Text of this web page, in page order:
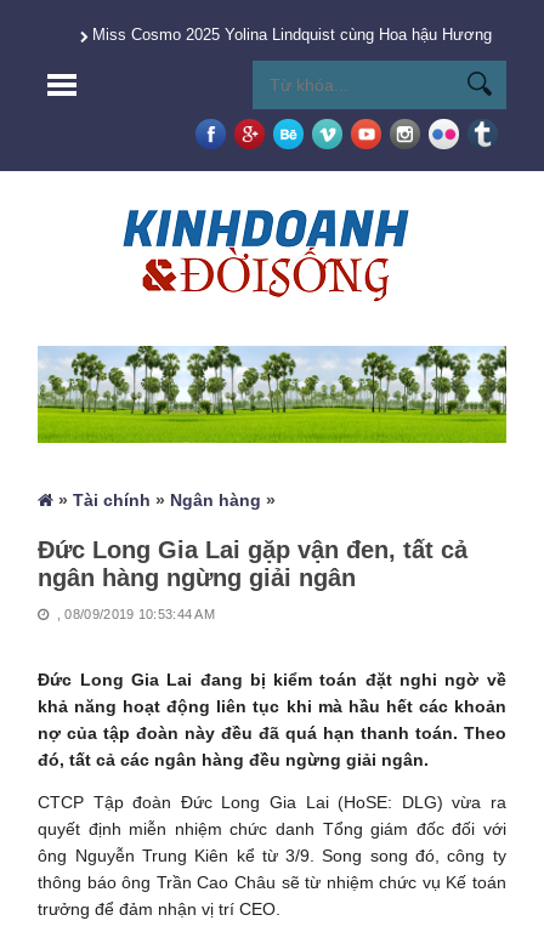
Miss Cosmo 2025 Yolina Lindquist cùng Hoa hậu Hương
»Tài chính » Ngân hàng »
Đức Long Gia Lai gặp vận đen, tất cả
ngân hàng ngừng giải ngân
, 08/09/2019 10:53:44 AM
Đức Long Gia Lai đang bị kiểm toán đặt nghi ngờ về
khả năng hoạt động liên tục khi mà hầu hết các khoản
nợ của tập đoàn này đều đã quá hạn thanh toán. Theo
đó, tất cả các ngân hàng đều ngừng giải ngân.
CTCP Tập đoàn Đức Long Gia Lai (HoSE: DLG) vừa ra
quyết định miễn nhiệm chức danh Tổng giám đốc đối với
ông Nguyễn Trung Kiên kể từ 3/9. Song song đó, công ty
thông báo ông Trần Cao Châu sẽ từ nhiệm chức vụ Kế toán
trưởng để đảm nhận vị trí CEO.